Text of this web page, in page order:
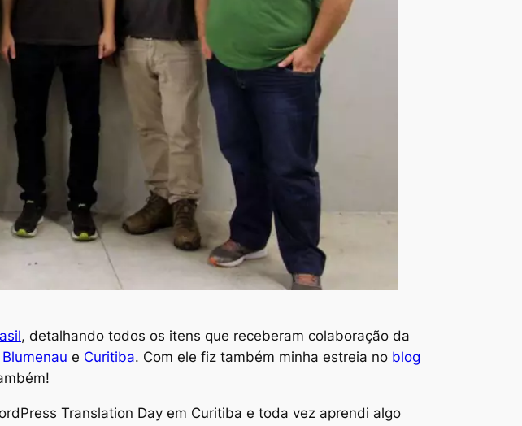
, detalhando todos os itens que receberam colaboração da
Blumenau e Curitiba. Com ele fiz também minha estreia no blog
Translation Day em Curitiba e toda vez aprendi algo